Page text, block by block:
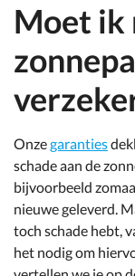
Moet ik
Onzegaranties
schade aan de
bijvoorbeeld
nieuwe geleverd.
toch schade hebt,
het nodig om